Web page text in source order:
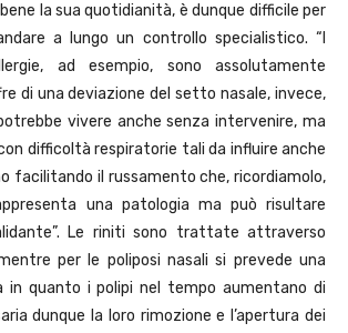
la sua quotidianità, è dunque difficile per
a lungo un controllo specialistico. “I
ad esempio, sono assolutamente
di una deviazione del setto nasale, invece,
vivere anche senza intervenire, ma
difficoltà respiratorie tali da influire anche
facilitando il russamento che, ricordiamolo,
una patologia ma può risultare
Le riniti sono trattate attraverso
per le poliposi nasali si prevede una
in quanto i polipi nel tempo aumentano di
dunque la loro rimozione e l’apertura dei